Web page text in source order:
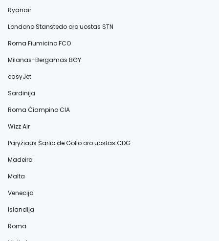
Ryanair
Londono Stanstedo oro uostas STN
Roma Fiumicino FCO
Milanas-Bergamas BGY
easyJet
Sardinija
Roma Čiampino CIA
Wizz Air
Paryžiaus Šarlio de Golio oro uostas CDG
Madeira
Malta
Venecija
Islandija
Roma